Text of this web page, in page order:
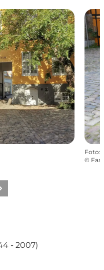
Foto:
©
billedebillede
- 2007)